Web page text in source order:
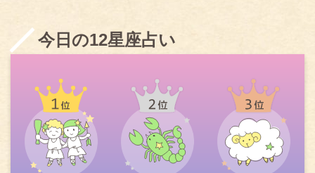
今日の12星座占い